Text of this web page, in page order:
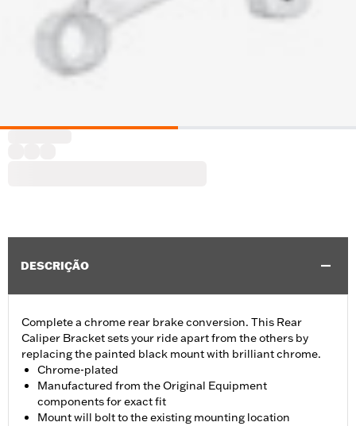
DESCRIÇÃO
Complete a chrome rear brake conversion. This Rear
Caliper Bracket sets your ride apart from the others by
replacing the painted black mount with brilliant chrome.
Chrome-plated
Manufactured from the Original Equipment
components for exact fit
Mount will bolt to the existing mounting location